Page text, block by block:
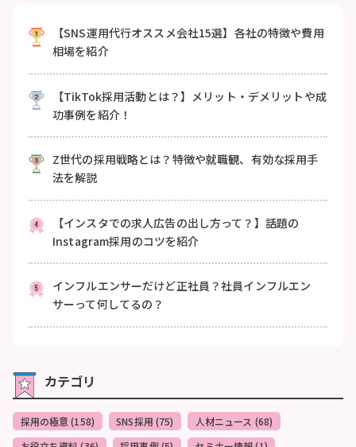
【SNS運用代行オススメ会社15選】各社の特徴や費用
相場を紹介
【TikTok採用活動とは？】メリット・デメリットや成
功事例を紹介！
Z世代の採用戦略とは？特徴や就職観、有効な採用手
法を解説
【インスタでの求人広告の出し方って？】話題の
Instagram採用のコツを紹介
インフルエンサーだけど正社員？社員インフルエン
サーって何してるの？
カテゴリ
採用の極意 (158) SNS採用 (75)
人材ニュース (68)